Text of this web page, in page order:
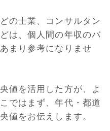
の士業、コンサルタン
は、個人間の年収のバ
まり参考になりませ
値を活用した方が、よ
ではまず、年代・都道
値をお伝えします。